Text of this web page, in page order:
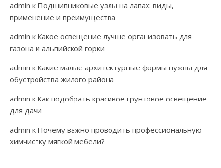
admin к Подшипниковые узлы на лапах: виды,
применение и преимущества
admin к Какое освещение лучше организовать для
газона и альпийской горки
admin к Какие малые архитектурные формы нужны для
обустройства жилого района
admin к Как подобрать красивое грунтовое освещение
для дачи
admin к Почему важно проводить профессиональную
химчистку мягкой мебели?